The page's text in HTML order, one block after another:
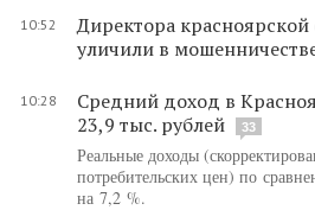
10:52
Директора
уличили в
10:28
Средний доход в
23,9 тыс. рублей
33
Реальные доходы
потребительских цен) по
на 7,2 %.